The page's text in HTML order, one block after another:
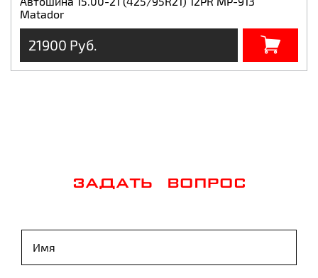
Matador
21900 Руб.
ЗАДАТЬ ВОПРОС